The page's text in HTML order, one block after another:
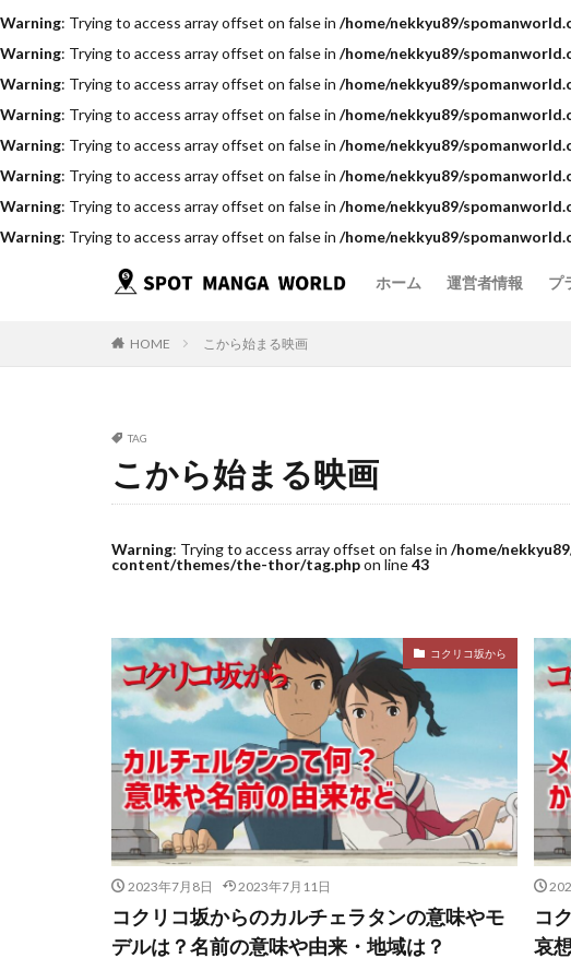
Warning: Trying to access array offset on false in /home/nekkyu89/
Warning: Trying to access array offset on false in /home/nekkyu89/
Warning: Trying to access array offset on false in /home/nekkyu89/
Warning: Trying to access array offset on false in /home/nekkyu89/
Warning: Trying to access array offset on false in /home/nekkyu89/
Warning: Trying to access array offset on false in /home/nekkyu89/
Warning: Trying to access array offset on false in /home/nekkyu89/
Warning: Trying to access array offset on false in /home/nekkyu89/
ホーム 運営者情報 プ
HOME こから始まる映画
TAG
こから始まる映画
Warning: Trying to access array offset on false in /home/
content/themes/the-thor/tag.phpon line43
コクリコ坂から
2023年7月8日 2023年7月11日
コクリコ坂からのカルチェラタンの意味やモ
デルは？名前の意味や由来・地域は？
コ
哀